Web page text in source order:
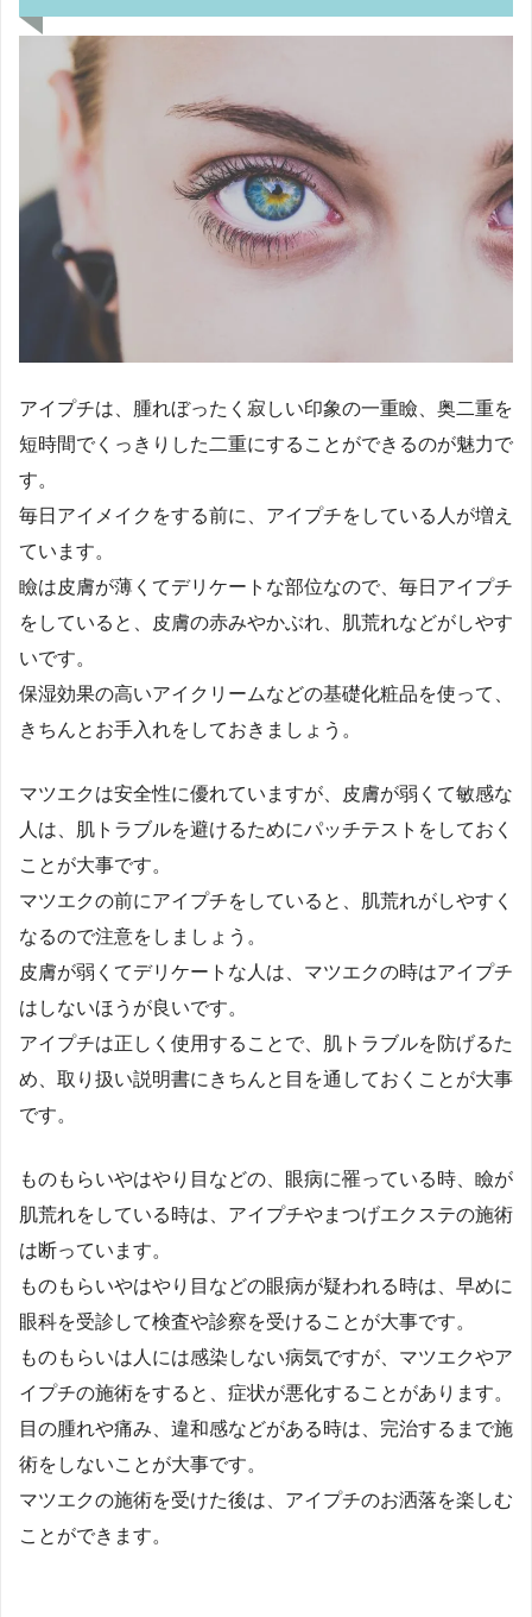
アイプチは、腫れぼったく寂しい印象の一重瞼、奥二重を
短時間でくっきりした二重にすることができるのが魅力で
す。
毎日アイメイクをする前に、アイプチをしている人が増え
ています。
瞼は皮膚が薄くてデリケートな部位なので、毎日アイプチ
をしていると、皮膚の赤みやかぶれ、肌荒れなどがしやす
いです。
保湿効果の高いアイクリームなどの基礎化粧品を使って、
きちんとお手入れをしておきましょう。
マツエクは安全性に優れていますが、皮膚が弱くて敏感な
人は、肌トラブルを避けるためにパッチテストをしておく
ことが大事です。
マツエクの前にアイプチをしていると、肌荒れがしやすく
なるので注意をしましょう。
皮膚が弱くてデリケートな人は、マツエクの時はアイプチ
はしないほうが良いです。
アイプチは正しく使用することで、肌トラブルを防げるた
め、取り扱い説明書にきちんと目を通しておくことが大事
です。
ものもらいやはやり目などの、眼病に罹っている時、瞼が
肌荒れをしている時は、アイプチやまつげエクステの施術
は断っています。
ものもらいやはやり目などの眼病が疑われる時は、早めに
眼科を受診して検査や診察を受けることが大事です。
ものもらいは人には感染しない病気ですが、マツエクやア
イプチの施術をすると、症状が悪化することがあります。
目の腫れや痛み、違和感などがある時は、完治するまで施
術をしないことが大事です。
マツエクの施術を受けた後は、アイプチのお洒落を楽しむ
ことができます。